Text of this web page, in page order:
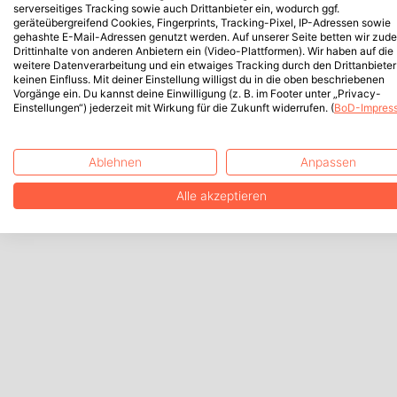
serverseitiges Tracking sowie auch Drittanbieter ein, wodurch ggf.
geräteübergreifend Cookies, Fingerprints, Tracking-Pixel, IP-Adressen sowie
gehashte E-Mail-Adressen genutzt werden. Auf unserer Seite betten wir
Drittinhalte von anderen Anbietern ein (Video-Plattformen). Wir haben auf die
weitere Datenverarbeitung und ein etwaiges Tracking durch den Drittanbieter
keinen Einfluss. Mit deiner Einstellung willigst du in die oben beschriebenen
Vorgänge ein. Du kannst deine Einwilligung (z. B. im Footer unter „Privacy-
Einstellungen“) jederzeit mit Wirkung für die Zukunft widerrufen. (BoD-
Ablehnen Anpassen
Alle akzeptieren